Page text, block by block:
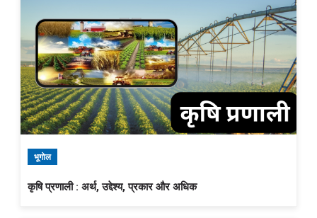
भूगोल
कृषि प्रणाली : अर्थ, उद्देश्य, प्रकार और अधिक